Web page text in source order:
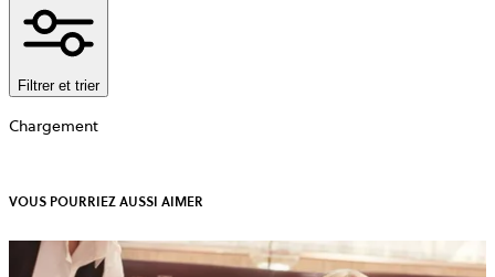
Filtrer et trier
Chargement
VOUS POURRIEZ AUSSI AIMER